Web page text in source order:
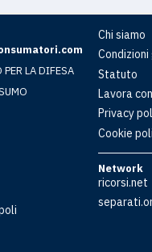
LA DIFESA
Chi siamo
Statuto
Lavora
Privacy
Cookie
Network
ricorsi.net